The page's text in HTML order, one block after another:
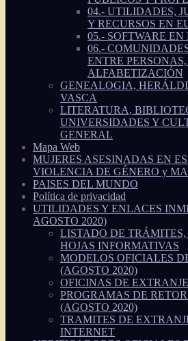
04.- UTILIDADES,
Y RECURSOS EN
05.- SOFTWARE EN
06.-
ENTRE
ALFABETIZACIÓN
GENEALOGIA,
VASCA
LITERATURA,
UNIVERSIDADES Y
GENERAL
Mapa Web
MUJERES ASESINADAS EN
VIOLENCIA DE GÉNERO y
PAISES DEL MUNDO
Política de privacidad
UTILIDADES Y ENLACES
AGOSTO 2020)
LISTADO DE
HOJAS INFORMATIVAS
MODELOS OFICIALES
(AGOSTO 2020)
OFICINAS DE
PROGRAMAS DE
(AGOSTO 2020)
TRAMITES DE
INTERNET